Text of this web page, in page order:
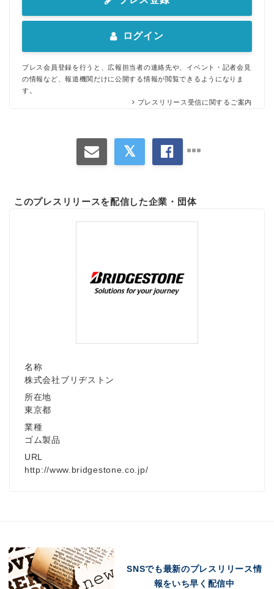
ログイン
プレス会員登録を行うと、広報担当者の連絡先や、イベント・記者会見
の情報など、報道機関だけに公開する情報が閲覧できるようになりま
す。
プレスリリース受信に関するご案内
このプレスリリースを配信した企業・団体
名称
株式会社ブリヂストン
所在地
東京都
業種
ゴム製品
URL
http://www.bridgestone.co.jp/
SNSでも最新のプレスリリース情
報をいち早く配信中